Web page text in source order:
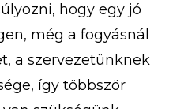
hogy egy jó
még a fogyásnál
a szervezetünknek
így többször